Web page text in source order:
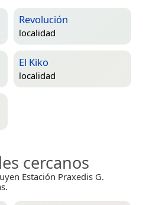
Revolución
localidad
El Kiko
localidad
cercanos
Estación Praxedis G.